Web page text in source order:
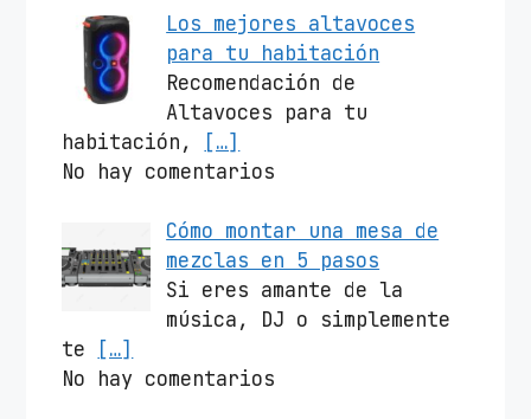
Los mejores altavoces
para tu habitación
Recomendación de
Altavoces para tu
habitación,
[…]
No hay comentarios
Cómo montar una mesa de
mezclas en 5 pasos
Si eres amante de la
música, DJ o simplemente
te
[…]
No hay comentarios